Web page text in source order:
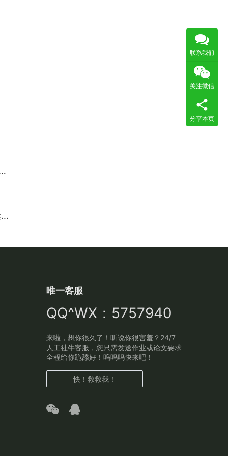
唯一客服
QQ^WX：5757940
来啦，想你很久了！听说你很害羞？24/7
人工社牛客服，您只需发送作业或论文要求
全程给你跪舔好！呜呜呜快来吧！
快！救救我！
联系我们
关注微信
分享本页